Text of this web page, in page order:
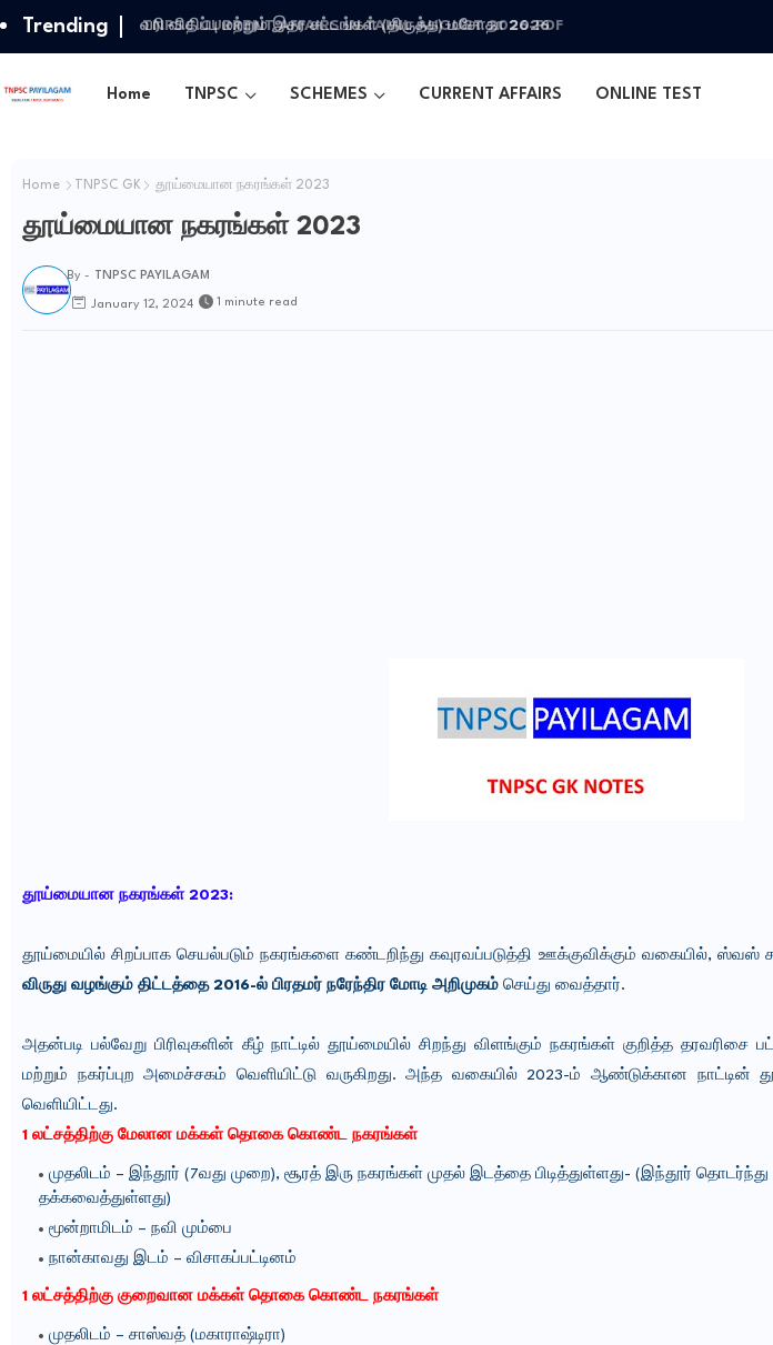
Trending வரி விதிப்பு மற்றும் இதர சட்​டங்​கள் (திருத்த) மசோதா 2026
Home TNPSC SCHEMES CURRENT AFFAIRS ONLINE TEST
Home TNPSC GK தூய்மையான நகரங்கள் 2023
தூய்மையான நகரங்கள் 2023
By - TNPSC PAYILAGAM
January 12, 2024 1 minute read
தூய்மையான நகரங்கள் 2023:
தூய்மையில் சிறப்பாக செயல்படும் நகரங்களை கண்டறிந்து கவுரவப்படுத்தி ஊக்குவிக்கும் வகையில், ஸ்வஸ்
விருது வழங்கும் திட்டத்தை 2016-ல் பிரதமர் நரேந்திர மோடி அறிமுகம் செய்து வைத்தார்.
அதன்படி பல்வேறு பிரிவுகளின் கீழ் நாட்டில் தூய்மையில் சிறந்து விளங்கும் நகரங்கள் குறித்த
மற்றும் நகர்ப்புற அமைச்சகம் வெளியிட்டு வருகிறது. அந்த வகையில் 2023-ம் ஆண்டுக்கான நாட்டின்
வெளியிட்டது.
1 லட்சத்திற்கு மேலான மக்கள் தொகை கொண்ட நகரங்கள்
முதலிடம் – இந்தூர் (7வது முறை), சூரத் இரு நகரங்கள் முதல் இடத்தை பிடித்துள்ளது- (இந்தூர்
தக்கவைத்துள்ளது)
மூன்றாமிடம் – நவி மும்பை
நான்காவது இடம் – விசாகப்பட்டினம்
1 லட்சத்திற்கு குறைவான மக்கள் தொகை கொண்ட நகரங்கள்
முதலிடம் – சாஸ்வத் (மகாராஷ்டிரா)